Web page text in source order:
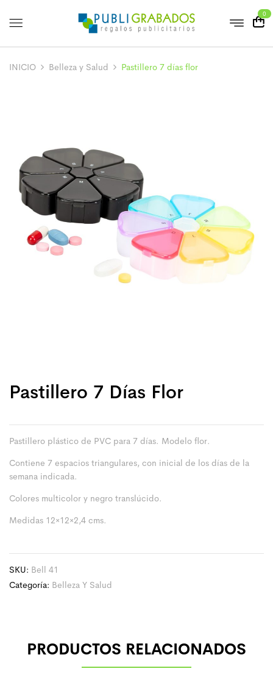
0
INICIO Belleza y Salud Pastillero 7 días flor
Pastillero 7 Días Flor
Pastillero plástico de PVC para 7 días. Modelo flor.
Contiene 7 espacios triangulares, con inicial de los días de la
semana indicada.
Colores multicolor y negro translúcido.
Medidas 12×12×2,4 cms.
SKU: Bell 41
Categoría: Belleza Y Salud
PRODUCTOS RELACIONADOS